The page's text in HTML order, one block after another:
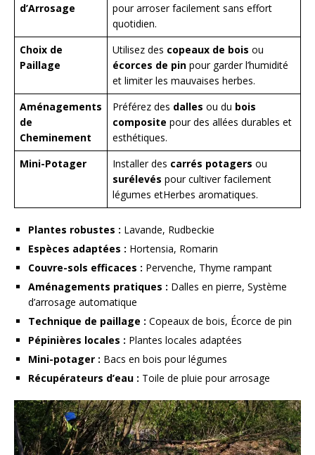
d’Arrosage
pour arroser facilement sans effort
quotidien.
Choix de
Paillage
Utilisez des copeaux de bois ou
écorces de pin pour garder l’humidité
et limiter les mauvaises herbes.
Aménagements
de
Cheminement
Préférez des dalles ou du bois
composite pour des allées durables et
esthétiques.
Mini-Potager
Installer des carrés potagers ou
surélevés pour cultiver facilement
légumes etHerbes aromatiques.
Plantes robustes : Lavande, Rudbeckie
Espèces adaptées : Hortensia, Romarin
Couvre-sols efficaces : Pervenche, Thyme rampant
Aménagements pratiques : Dalles en pierre, Système
d’arrosage automatique
Technique de paillage : Copeaux de bois, Écorce de pin
Pépinières locales : Plantes locales adaptées
Mini-potager : Bacs en bois pour légumes
Récupérateurs d’eau : Toile de pluie pour arrosage